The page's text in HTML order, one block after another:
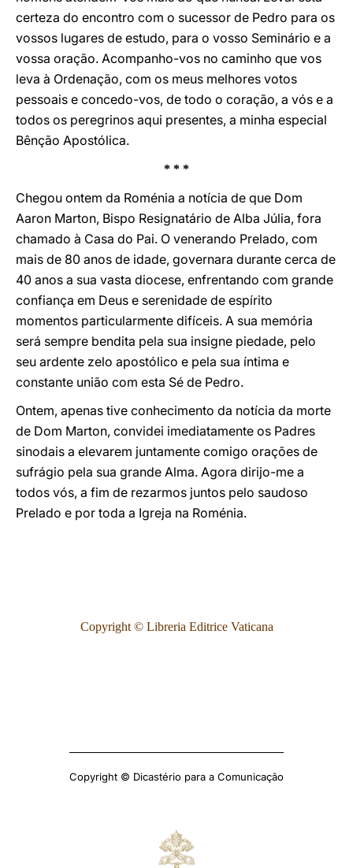
certeza do encontro com o sucessor de Pedro para os
vossos lugares de estudo, para o vosso Seminário e a
vossa oração. Acompanho-vos no caminho que vos
leva à Ordenação, com os meus melhores votos
pessoais e concedo-vos, de todo o coração, a vós e a
todos os peregrinos aqui presentes, a minha especial
Bênção Apostólica.
* * *
Chegou ontem da Roménia a notícia de que Dom
Aaron Marton, Bispo Resignatário de Alba Júlia, fora
chamado à Casa do Pai. O venerando Prelado, com
mais de 80 anos de idade, governara durante cerca de
40 anos a sua vasta diocese, enfrentando com grande
confiança em Deus e serenidade de espírito
momentos particularmente difíceis. A sua memória
será sempre bendita pela sua insigne piedade, pelo
seu ardente zelo apostólico e pela sua íntima e
constante união com esta Sé de Pedro.
Ontem, apenas tive conhecimento da notícia da morte
de Dom Marton, convidei imediatamente os Padres
sinodais a elevarem juntamente comigo orações de
sufrágio pela sua grande Alma. Agora dirijo-me a
todos vós, a fim de rezarmos juntos pelo saudoso
Prelado e por toda a Igreja na Roménia.
Copyright © Libreria Editrice Vaticana
Copyright © Dicastério para a Comunicação